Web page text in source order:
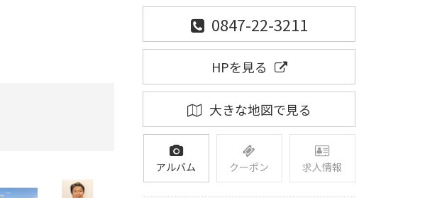
0847-22-3211
HPを見る
大きな地図で見る
アルバム クーポン 求人情報